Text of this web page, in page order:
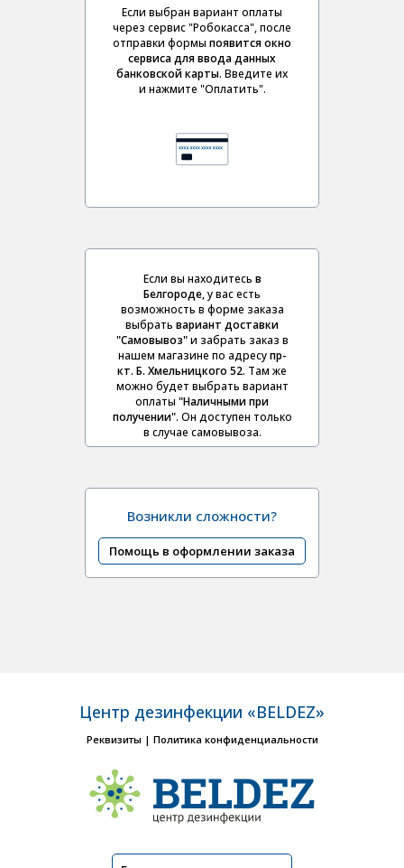
Если выбран вариант оплаты
через сервис "Робокасса", после
отправки формы появится окно
сервиса для ввода данных
банковской карты. Введите их
и нажмите "Оплатить".
Помощь в оформлении заказа
Если вы находитесь в
Белгороде, у вас есть
возможность в форме заказа
выбрать вариант доставки
"Самовывоз"и забрать заказ в
нашем магазине по адресупр-
кт. Б. Хмельницкого 52. Там же
можно будет выбрать вариант
оплаты "Наличными при
получении". Он доступен только
в случае самовывоза.
Возникли сложности?
Центр дезинфекции «BELDEZ»
Реквизиты | Политика конфиденциальности